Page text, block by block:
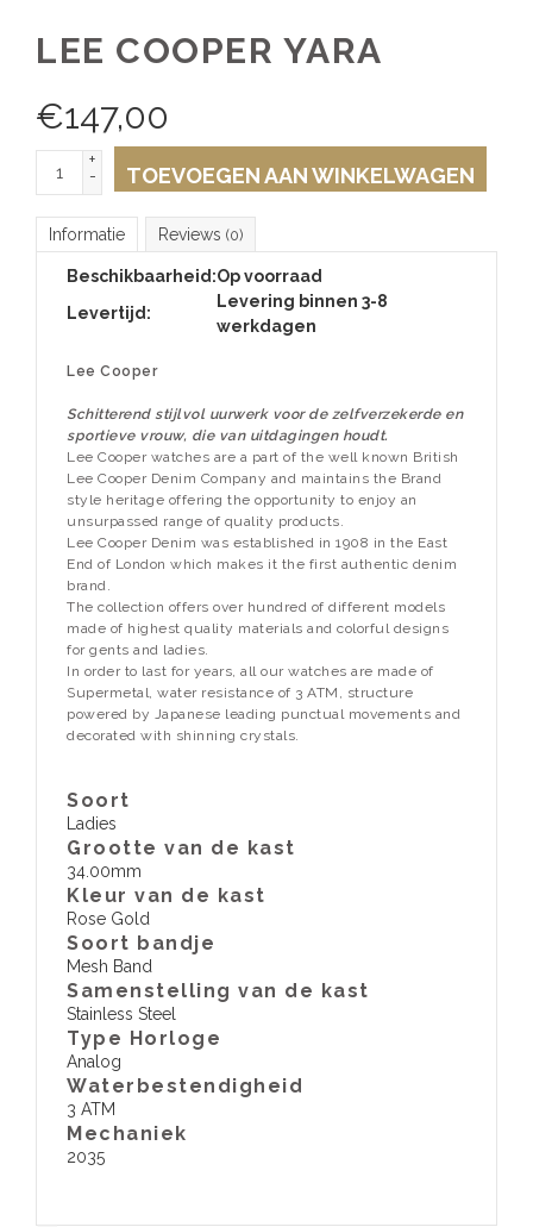
LEE COOPER YARA
€147,00
+
-
TOEVOEGEN AAN WINKELWAGEN
Informatie Reviews (0)
Beschikbaarheid:Op voorraad
Levertijd:
Levering binnen 3-8
werkdagen
Lee Cooper
Schitterend stijlvol uurwerk voor de zelfverzekerde en
sportieve vrouw, die van uitdagingen houdt.
Lee Cooper watches are a part of the well known British
Lee Cooper Denim Company and maintains the Brand
style heritage offering the opportunity to enjoy an
unsurpassed range of quality products.
Lee Cooper Denim was established in 1908 in the East
End of London which makes it the first authentic denim
brand.
The collection offers over hundred of different models
made of highest quality materials and colorful designs
for gents and ladies.
In order to last for years, all our watches are made of
Supermetal, water resistance of 3 ATM, structure
powered by Japanese leading punctual movements and
decorated with shinning crystals.
Soort
Ladies
Grootte van de kast
34.00mm
Kleur van de kast
Rose Gold
Soort bandje
Mesh Band
Samenstelling van de kast
Stainless Steel
Type Horloge
Analog
Waterbestendigheid
3 ATM
​Mechaniek
2035